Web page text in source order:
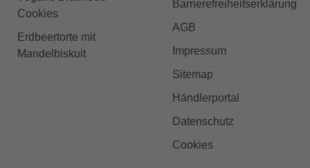
Cookies
Erdbeertorte mit
Mandelbiskuit
Barrierefreiheitserklärung
AGB
Impressum
Sitemap
Händlerportal
Datenschutz
Cookies